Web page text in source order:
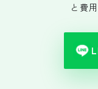
と費